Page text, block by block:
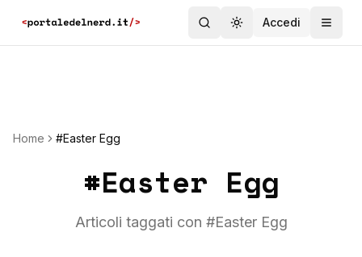
Toggle theme
Accedi
Home #Easter Egg
#Easter Egg
Articoli taggati con #Easter Egg